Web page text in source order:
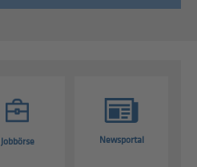
Jobbörse Newsportal